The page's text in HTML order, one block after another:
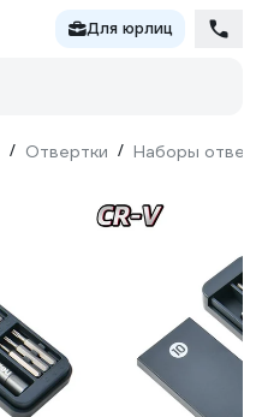
Для юрлиц
/ Отвертки / Наборы